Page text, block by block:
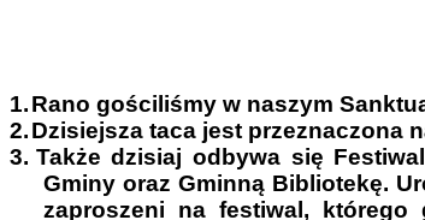
1.Rano gościliśmy w naszym
2.Dzisiejsza taca jest przeznaczona
3. Także dzisiaj odbywa się
Gminy oraz Gminną Bibliotekę.
zaproszeni na festiwal, którego